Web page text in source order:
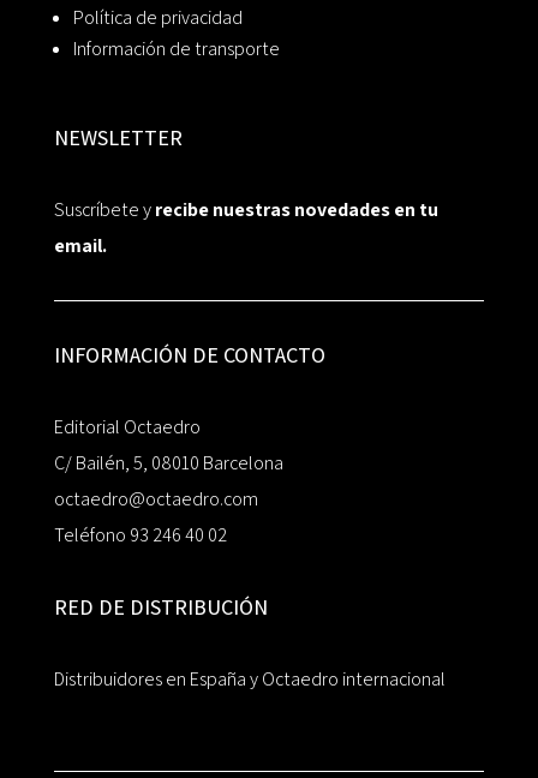
Política de privacidad
Información de transporte
NEWSLETTER
Suscríbete yrecibe nuestras novedades en tu
email.
INFORMACIÓN DE CONTACTO
Editorial Octaedro
C/ Bailén, 5, 08010 Barcelona
octaedro@octaedro.com
Teléfono 93 246 40 02
RED DE DISTRIBUCIÓN
Distribuidores en España y Octaedro internacional